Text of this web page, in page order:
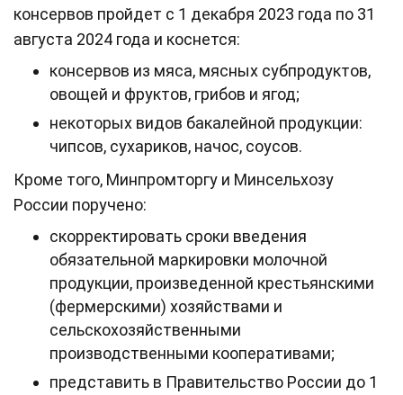
консервов пройдет с 1 декабря 2023 года по 31
августа 2024 года и коснется:
консервов из мяса, мясных субпродуктов,
овощей и фруктов, грибов и ягод;
некоторых видов бакалейной продукции:
чипсов, сухариков, начос, соусов.
Кроме того, Минпромторгу и Минсельхозу
России поручено:
скорректировать сроки введения
обязательной маркировки молочной
продукции, произведенной крестьянскими
(фермерскими) хозяйствами и
сельскохозяйственными
производственными кооперативами;
представить в Правительство России до 1